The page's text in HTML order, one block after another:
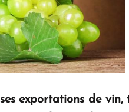
exportations de